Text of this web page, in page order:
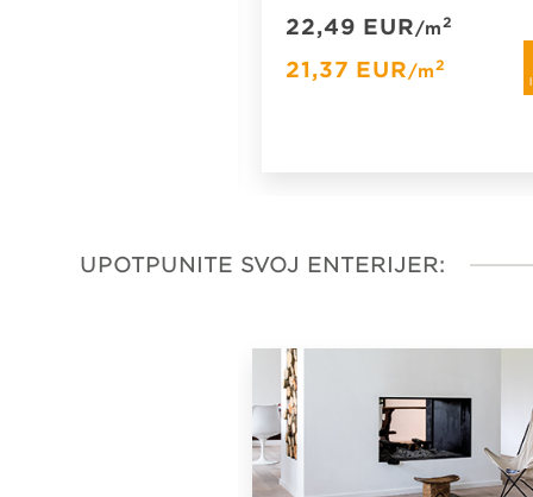
22,49 EUR/m2
21,37 EUR/m2
UPOTPUNITE SVOJ ENTERIJER: